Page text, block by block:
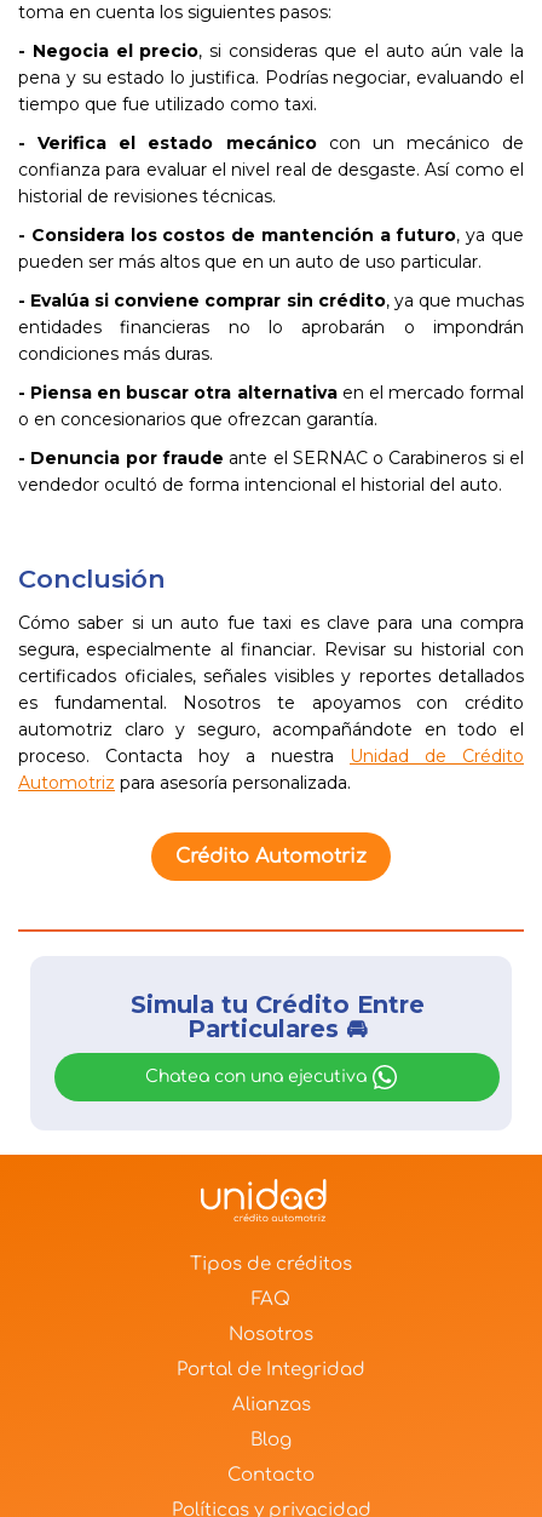
toma en cuenta los siguientes pasos:
- Negocia el precio, si consideras que el auto aún vale la
pena y su estado lo justifica. Podrías negociar, evaluando el
tiempo que fue utilizado como taxi.
- Verifica el estado mecánicocon un mecánico de
confianza para evaluar el nivel real de desgaste. Así como el
historial de revisiones técnicas.
- Considera los costos de mantención a futuro, ya que
pueden ser más altos que en un auto de uso particular.
- Evalúa si conviene comprar sin crédito, ya que muchas
entidades financieras no lo aprobarán o impondrán
condiciones más duras.
- Piensa en buscar otra alternativaen el mercado formal
o en concesionarios que ofrezcan garantía.
- Denuncia por fraude ante el SERNAC o Carabineros si el
vendedor ocultó de forma intencional el historial del auto.
Conclusión
Cómo saber si un auto fue taxi es clave para una compra
segura, especialmente al financiar. Revisar su historial con
certificados oficiales, señales visibles y reportes detallados
es fundamental. Nosotros te apoyamos con crédito
automotriz claro y seguro, acompañándote en todo el
proceso. Contacta hoy a nuestra Unidad de Crédito
Automotriz para asesoría personalizada.
Crédito Automotriz
Simula tu Crédito Entre
Particulares 🚘
Chatea con una ejecutiva
Tipos de créditos
FAQ
Nosotros
Portal de Integridad
Alianzas
Blog
Contacto
Políticas y privacidad